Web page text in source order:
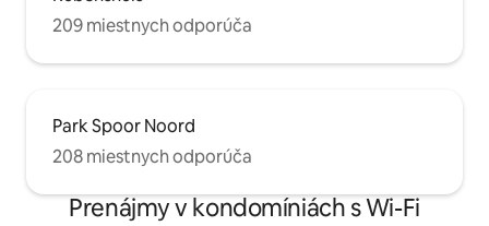
209 miestnych odporúča
Park Spoor Noord
208 miestnych odporúča
Prenájmy v kondomíniách s Wi-Fi